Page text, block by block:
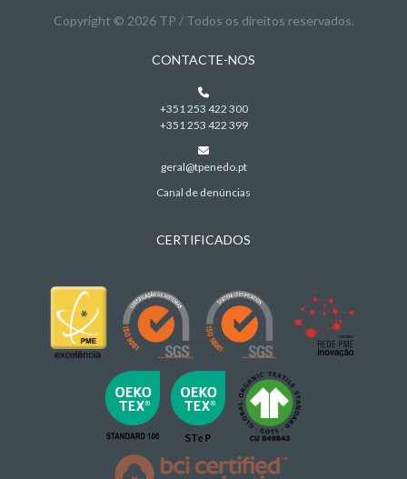
Copyright © 2026 TP / Todos os direitos reservados.
CONTACTE-NOS
+351 253 422 300
+351 253 422 399
geral@tpenedo.pt
Canal de denúncias
CERTIFICADOS